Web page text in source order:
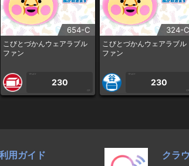
654-C
こびとづかんウェアラブル
ファン
1PLAY
230
CP
324-C
こびとづかんウェアラブル
ファン
1PLAY
230
CP
用ガイド クラ